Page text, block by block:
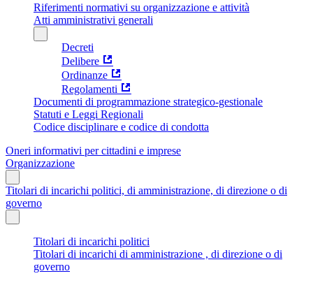
Riferimenti normativi su organizzazione e attività
Atti amministrativi generali
Decreti
Delibere
Ordinanze
Regolamenti
Documenti di programmazione strategico-gestionale
Statuti e Leggi Regionali
Codice disciplinare e codice di condotta
Oneri informativi per cittadini e imprese
Organizzazione
Titolari di incarichi politici, di amministrazione, di direzione o di
governo
Titolari di incarichi politici
Titolari di incarichi di amministrazione , di direzione o di
governo